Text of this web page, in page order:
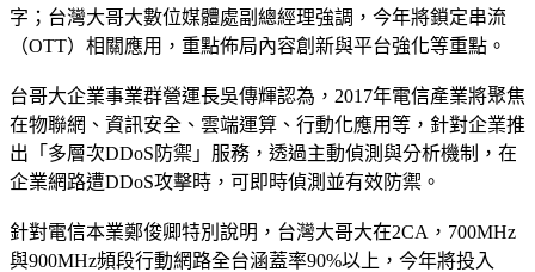
字；台灣大哥大數位媒體處副總經理強調，今年將鎖定串流
（OTT）相關應用，重點佈局內容創新與平台強化等重點。
台哥大企業事業群營運長吳傳輝認為，2017年電信產業將聚焦
在物聯網、資訊安全、雲端運算、行動化應用等，針對企業推
出「多層次DDoS防禦」服務，透過主動偵測與分析機制，在
企業網路遭DDoS攻擊時，可即時偵測並有效防禦。
針對電信本業鄭俊卿特別說明，台灣大哥大在2CA，700MHz
與900MHz頻段行動網路全台涵蓋率90%以上，今年將投入